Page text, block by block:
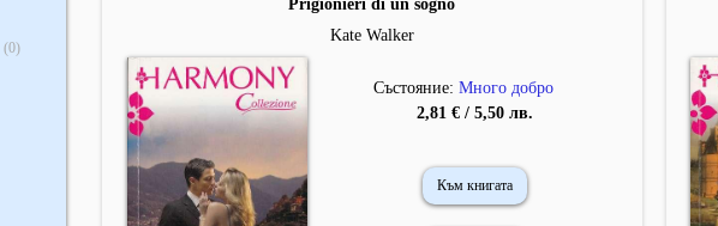
(0)
Prigionieri di un sogno
Kate Walker
Състояние: Много добро
2,81 € / 5,50 лв.
Към книгата